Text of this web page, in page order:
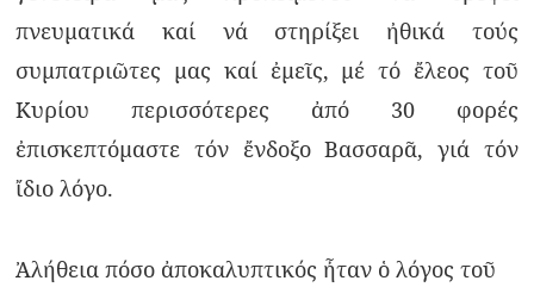
πνευματικά καί νά στηρίξει ἠθικά τούς
συμπατριῶτες μας καί ἐμεῖς, μέ τό ἔλεος τοῦ
Κυρίου περισσότερες ἀπό 30 φορές
ἐπισκεπτόμαστε τόν ἔνδοξο Βασσαρᾶ, γιά τόν
ἴδιο λόγο.
Ἀλήθεια πόσο ἀποκαλυπτικός ἦταν ὁ λόγος τοῦ